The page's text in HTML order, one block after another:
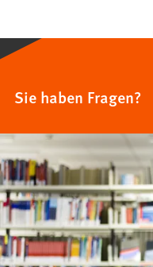
Sie haben Fragen?